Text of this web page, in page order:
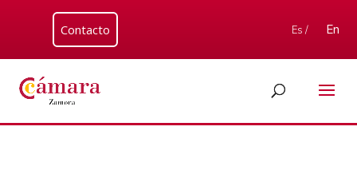
Contacto Es / En